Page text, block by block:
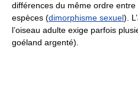
différences du même ordre
espèces (dimorphisme sexuel).
l’oiseau adulte exige parfois
goéland argenté).